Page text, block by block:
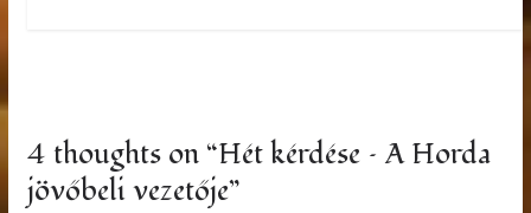
4 thoughts on “Hét kérdése – A Horda
jövőbeli vezetője”